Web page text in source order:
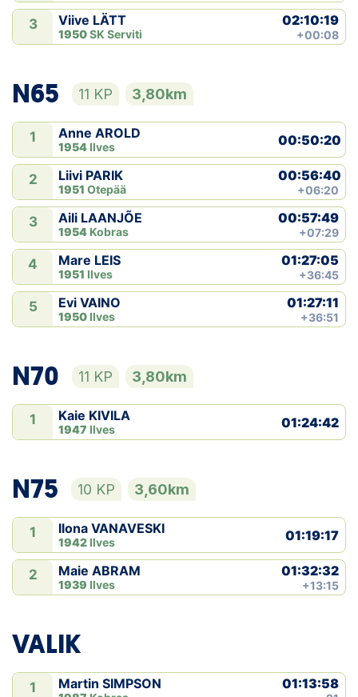
3 Viive LÄTT
1950SK Serviti
02:10:19
+00:08
N65 11 KP 3,80km
1 Anne AROLD
1954 Ilves 00:50:20
2 Liivi PARIK
1951 Otepää
00:56:40
+06:20
3 Aili LAANJÕE
1954 Kobras
00:57:49
+07:29
4 Mare LEIS
1951 Ilves
01:27:05
+36:45
5 Evi VAINO
1950 Ilves
01:27:11
+36:51
N70 11 KP 3,80km
1 Kaie KIVILA
1947 Ilves 01:24:42
N75 10 KP 3,60km
1 Ilona VANAVESKI
1942 Ilves 01:19:17
2 Maie ABRAM
1939 Ilves
01:32:32
+13:15
VALIK
1 Martin SIMPSON 01:13:58